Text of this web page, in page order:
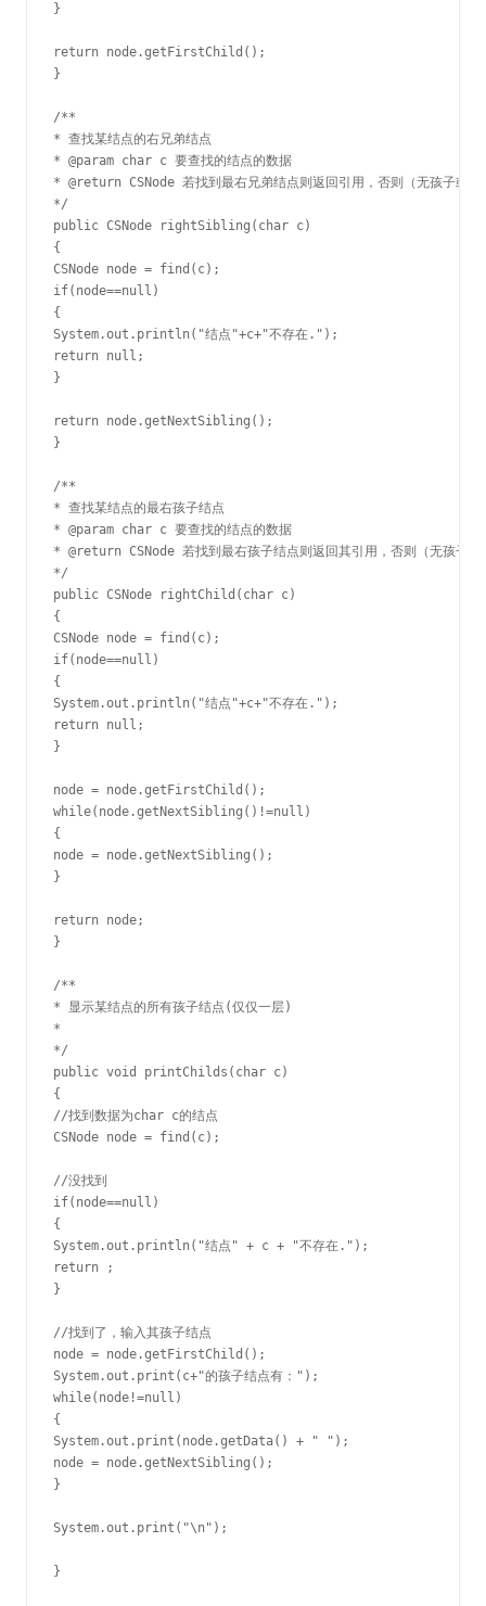
}
return node.getFirstChild();
}
/**
* 查找某结点的右兄弟结点
* @param char c 要查找的结点的数据
* @return CSNode 若找到最右兄弟结点则返回引用，否则（无孩子或
*/
public CSNode rightSibling(char c)
{
CSNode node = find(c);
if(node==null)
{
System.out.println("结点"+c+"不存在.");
return null;
}
return node.getNextSibling();
}
/**
* 查找某结点的最右孩子结点
* @param char c 要查找的结点的数据
* @return CSNode 若找到最右孩子结点则返回其引用，否则（无孩子
*/
public CSNode rightChild(char c)
{
CSNode node = find(c);
if(node==null)
{
System.out.println("结点"+c+"不存在.");
return null;
}
node = node.getFirstChild();
while(node.getNextSibling()!=null)
{
node = node.getNextSibling();
}
return node;
}
/**
* 显示某结点的所有孩子结点(仅仅一层)
*
*/
public void printChilds(char c)
{
//找到数据为char c的结点
CSNode node = find(c);
//没找到
if(node==null)
{
System.out.println("结点" + c + "不存在.");
return ;
}
//找到了，输入其孩子结点
node = node.getFirstChild();
System.out.print(c+"的孩子结点有：");
while(node!=null)
{
System.out.print(node.getData() + " ");
node = node.getNextSibling();
}
System.out.print("\n");
}